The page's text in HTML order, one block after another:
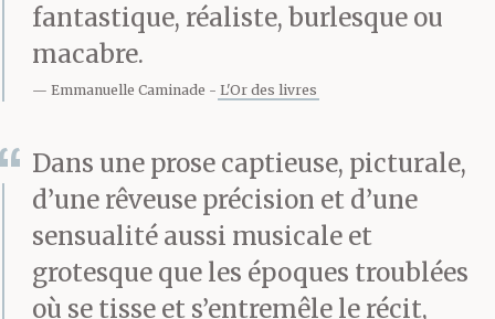
où Bernardo était assis
enchaîné face à son
ceinture, près d’un petit
fourneau bien protégé
de la tempête et au feu
duquel le bourreau
fantastique, réaliste, burlesque ou
macabre.
Emmanuelle Caminade L'Or des livres
Dans une prose captieuse, picturale,
d’une rêveuse précision et d’une
sensualité aussi musicale et
grotesque que les époques troublées
où se tisse et s’entremêle le récit,